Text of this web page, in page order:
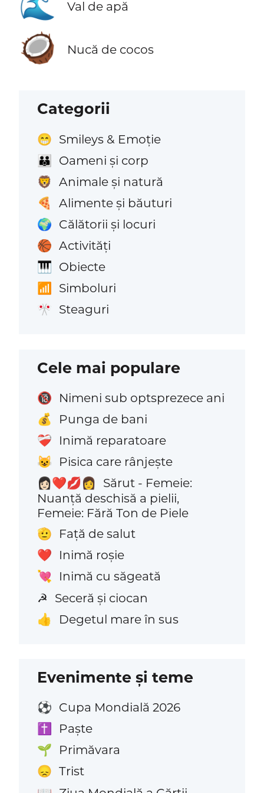
Val de apă
🥥 Nucă de cocos
Categorii
😁 Smileys & Emoție
👪 Oameni și corp
🦁 Animale și natură
🍕 Alimente și băuturi
🌍 Călătorii și locuri
🏀 Activități
🎹 Obiecte
📶 Simboluri
🎌 Steaguri
Cele mai populare
🔞 Nimeni sub optsprezece ani
💰 Punga de bani
❤️‍🩹 Inimă reparatoare
😺 Pisica care rânjește
👩🏻‍❤️‍💋‍👩
Sărut - Femeie:
Nuanță deschisă a pielii,
Femeie: Fără Ton de Piele
🫡 Față de salut
❤️ Inimă roșie
💘 Inimă cu săgeată
☭ Seceră și ciocan
👍 Degetul mare în sus
Evenimente și teme
⚽ Cupa Mondială 2026
✝️ Paște
🌱 Primăvara
😞 Trist